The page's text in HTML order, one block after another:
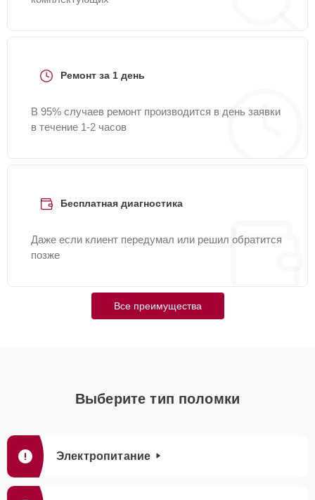
Ремонт за 1 день
В 95% случаев ремонт производится в день заявки
в течение 1-2 часов
Бесплатная диагностика
Даже если клиент передумал или решил обратится
позже
Все преимущества
Выберите тип поломки
Электропитание